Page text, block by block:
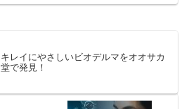
キレイにやさしいビオデルマをオオサカ
堂で発見！